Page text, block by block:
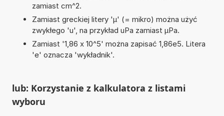
zamiast cm^2.
Zamiast greckiej litery 'µ' (= mikro) można użyć
zwykłego 'u', na przykład uPa zamiast µPa.
Zamiast '1,86 x 10^5' można zapisać 1,86e5. Litera
'e' oznacza 'wykładnik'.
lub: Korzystanie z kalkulatora z listami
wyboru